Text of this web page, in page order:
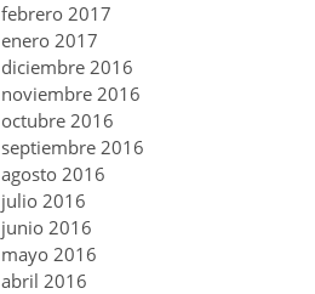
febrero 2017
enero 2017
diciembre 2016
noviembre 2016
octubre 2016
septiembre 2016
agosto 2016
julio 2016
junio 2016
mayo 2016
abril 2016